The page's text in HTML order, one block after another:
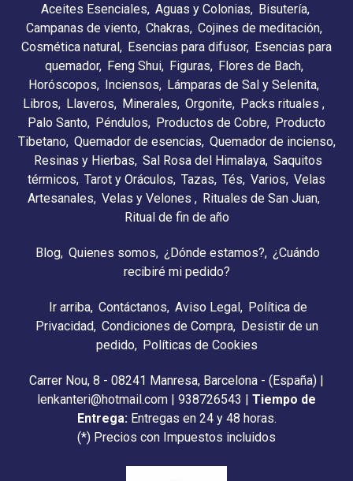
Aceites Esenciales Aguas y Colonias
Bisutería
Campanas de viento Chakras Cojines de meditación
Cosmética natural Esencias para difusor Esencias para
quemador
Feng Shui Figuras
Flores de Bach
Horóscopos
Inciensos
Lámparas de Sal y Selenita
Libros
Llaveros Minerales Orgonite Packs rituales
Palo Santo Péndulos Productos de Cobre Producto
Tibetano Quemador de esencias Quemador de incienso
Resinas y Hierbas Sal Rosa del Himalaya Saquitos
térmicos Tarot y Oráculos Tazas Tés Varios Velas
Artesanales Velas y Velones
Rituales de San Juan
Ritual de fin de año
Blog Quienes somos ¿Dónde estamos?
¿Cuándo
recibiré mi pedido?
Ir arriba Contáctanos Aviso Legal
Política de
Privacidad Condiciones de Compra
Desistir de un
pedido
Políticas de Cookies
Carrer Nou, 8 - 08241 Manresa, Barcelona - (España) |
lenkanteri@hotmail.com | 938726543 | Tiempo de
Entrega: Entregas en 24 y 48 horas.
(*) Precios con Impuestos incluidos